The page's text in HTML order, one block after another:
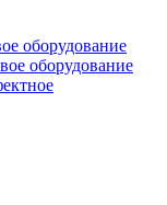
оборудование
оборудование